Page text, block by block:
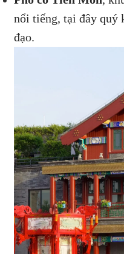
nổi tiếng, tại đây quý
đạo.